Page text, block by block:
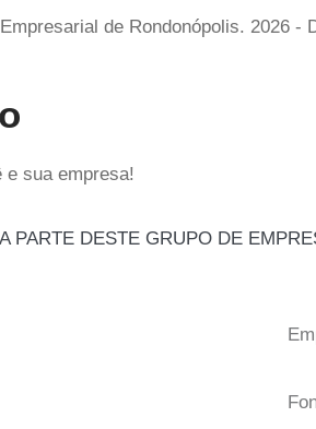
de Rondonópolis. 2026 -
sua empresa!
PARTE DESTE GRUPO DE